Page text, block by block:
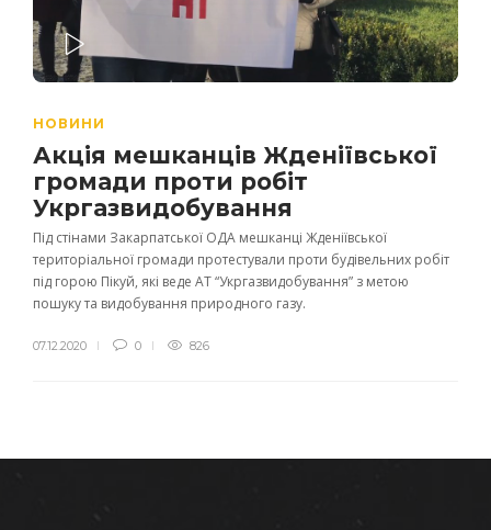
PLAY
НОВИНИ
Акція мешканців Жденіївської
громади проти робіт
Укргазвидобування
Під стінами Закарпатської ОДА мешканці Жденіївської
територіальної громади протестували проти будівельних робіт
під горою Пікуй, які веде АТ “Укргазвидобування” з метою
пошуку та видобування природного газу.
07.12.2020 0 826